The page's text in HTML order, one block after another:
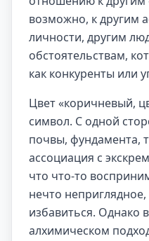
возможно, к другим
личности, другим
обстоятельствам,
как конкуренты или
Цвет «коричневый,
символ. С одной
почвы, фундамента,
ассоциация с
что что-то
нечто неприглядное,
избавиться. Однако
алхимическом